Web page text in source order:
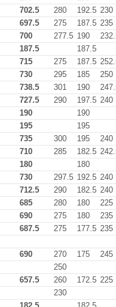
702.5 280 192.5 230
697.5 275 187.5 235
700 277.5 190
187.5
187.5
715 275 187.5
730 295 185
250
738.5 301 190
727.5 290 197.5 240
190
190
195
195
735 300 195
240
710 285 182.5
180
180
730 297.5 192.5 240
712.5 290 182.5 240
685 280 180
225
690 275 180
235
687.5 275 177.5 235
690 270 175
245
250
657.5 260 172.5 225
230